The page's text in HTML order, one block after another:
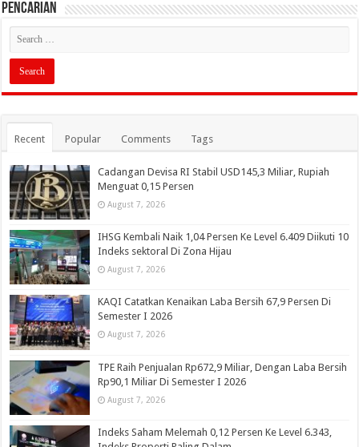
PENCARIAN
Recent Popular Comments Tags
Cadangan Devisa RI Stabil USD145,3 Miliar, Rupiah
Menguat 0,15 Persen
August 7, 2026
IHSG Kembali Naik 1,04 Persen Ke Level 6.409 Diikuti 10
Indeks sektoral Di Zona Hijau
August 7, 2026
KAQI Catatkan Kenaikan Laba Bersih 67,9 Persen Di
Semester I 2026
August 7, 2026
TPE Raih Penjualan Rp672,9 Miliar, Dengan Laba Bersih
Rp90,1 Miliar Di Semester I 2026
August 7, 2026
Indeks Saham Melemah 0,12 Persen Ke Level 6.343,